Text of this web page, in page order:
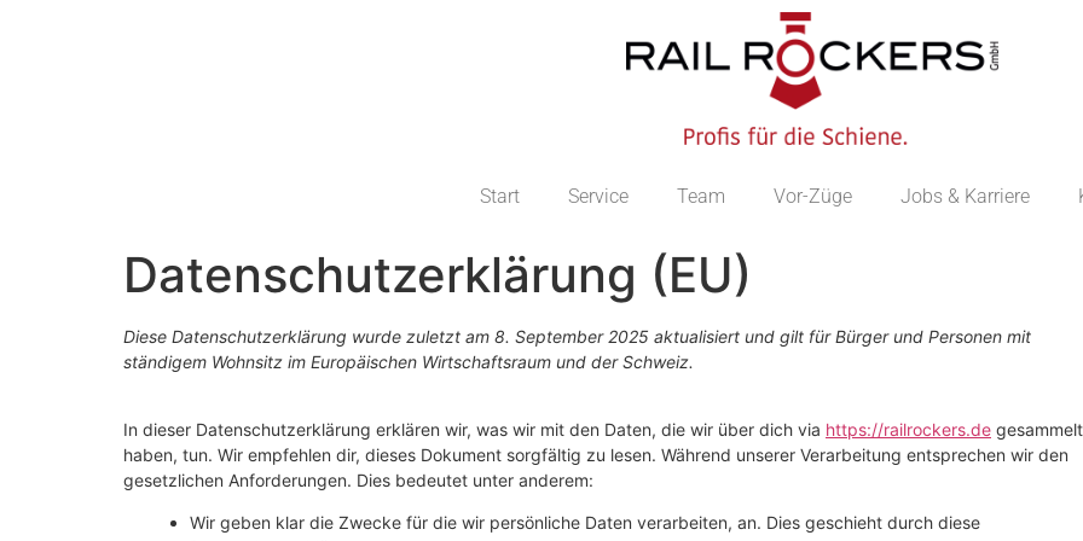
Start Service Team Vor-Züge Jobs & Karriere
Datenschutzerklärung (EU)
Diese Datenschutzerklärung wurde zuletzt am 8. September 2025 aktualisiert und gilt für Bürger und Personen mit
ständigem Wohnsitz im Europäischen Wirtschaftsraum und der Schweiz.
In dieser Datenschutzerklärung erklären wir, was wir mit den Daten, die wir über dich via https://railrockers.de gesammelt
haben, tun. Wir empfehlen dir, dieses Dokument sorgfältig zu lesen. Während unserer Verarbeitung entsprechen wir den
gesetzlichen Anforderungen. Dies bedeutet unter anderem:
Wir geben klar die Zwecke für die wir persönliche Daten verarbeiten, an. Dies geschieht durch diese